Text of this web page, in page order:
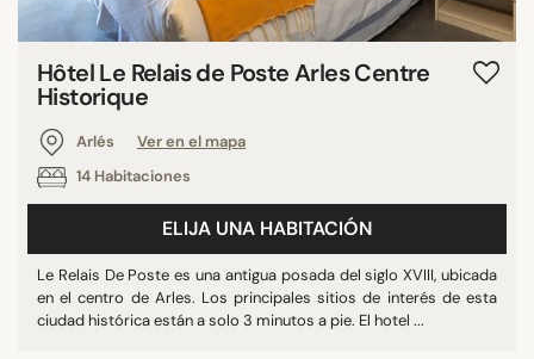
Hôtel Le Relais de Poste Arles Centre
Historique
Arlés
Ver en el mapa
14 Habitaciones
ELIJA UNA HABITACIÓN
Le Relais De Poste es una antigua posada del siglo XVIII, ubicada
en el centro de Arles. Los principales sitios de interés de esta
ciudad histórica están a solo 3 minutos a pie. El hotel ...